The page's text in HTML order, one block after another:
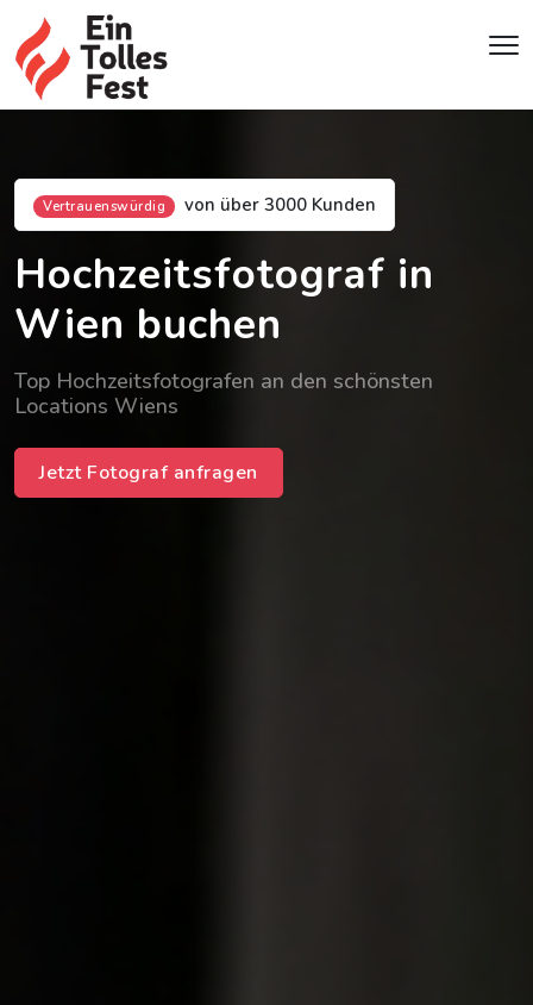
Vertrauenswürdig von über 3000 Kunden
Hochzeitsfotograf in
Wien buchen
Top Hochzeitsfotografen an den schönsten
Locations Wiens
Jetzt Fotograf anfragen